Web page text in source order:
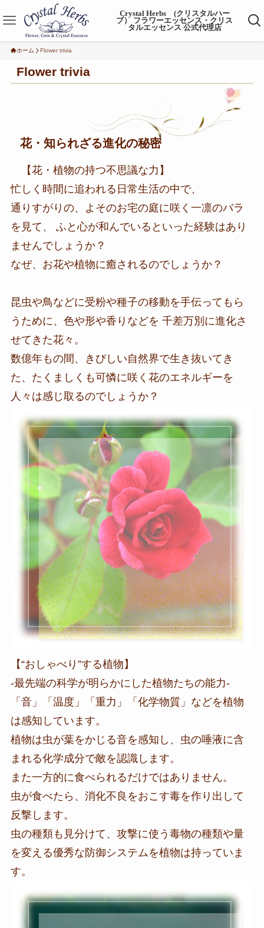
Crystal Herbs (クリスタルハー
ブ） フラワーエッセンス・クリス
タルエッセンス 公式代理店
ホーム Flower trivia
Flower trivia
花・知られざる進化の秘密
【花・植物の持つ不思議な力】
忙しく時間に追われる日常生活の中で、
通りすがりの、よそのお宅の庭に咲く一凛のバラ
を見て、 ふと心が和んでいるといった経験はあり
ませんでしょうか？
なぜ、お花や植物に癒されるのでしょうか？
昆虫や鳥などに受粉や種子の移動を手伝ってもら
うために、色や形や香りなどを 千差万別に進化さ
せてきた花々。
数億年もの間、きびしい自然界で生き抜いてき
た、たくましくも可憐に咲く花のエネルギーを
人々は感じ取るのでしょうか？
【“おしゃべり”する植物】
-最先端の科学が明らかにした植物たちの能力-
「音」「温度」「重力」「化学物質」などを植物
は感知しています。
植物は虫が葉をかじる音を感知し、虫の唾液に含
まれる化学成分で敵を認識します。
また一方的に食べられるだけではありません。
虫が食べたら、消化不良をおこす毒を作り出して
反撃します。
虫の種類も見分けて、攻撃に使う毒物の種類や量
を変える優秀な防御システムを植物は持っていま
す。